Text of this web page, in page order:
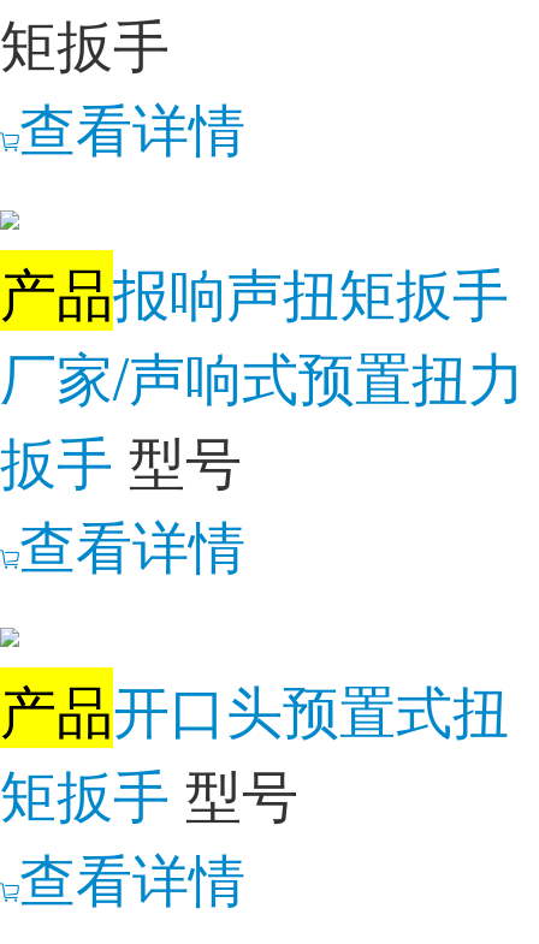
矩扳手
查看详情
产品报响声扭矩扳手
厂家/声响式预置扭力
扳手 型号
查看详情
产品开口头预置式扭
矩扳手 型号
查看详情